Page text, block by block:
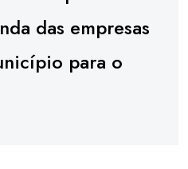
das empresas
para o